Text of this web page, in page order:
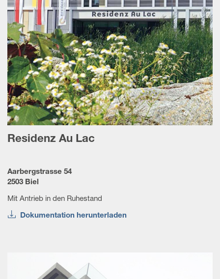
Residenz Au Lac
Aarbergstrasse 54
2503 Biel
Mit Antrieb in den Ruhestand
Dokumentation herunterladen